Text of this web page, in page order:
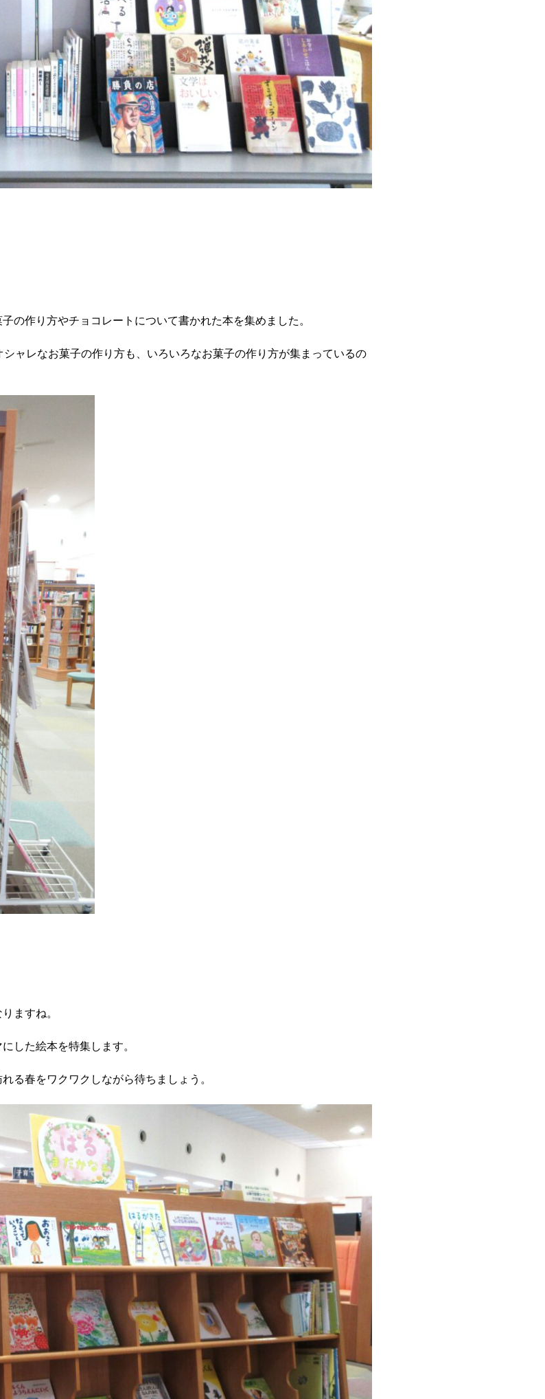
の作り方やチョコレートについて書かれた本を集めました。
ャレなお菓子の作り方も、いろいろなお菓子の作り方が集まっているの
ますね。
した絵本を特集します。
る春をワクワクしながら待ちましょう。